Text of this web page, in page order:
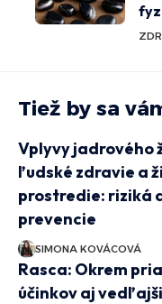
Tiež by sa
Vplyvy jadrového
ľudské zdravie a
prostredie: riziká
prevencie
SIMONA KOVÁCOVÁ
Rasca: Okrem
účinkov aj